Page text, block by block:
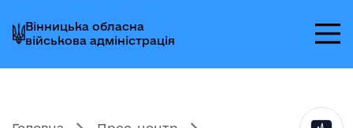
до
головного
меню
до
головного
вмісту
до
головного
колонтитула
Вінницька обласна
військова адміністрація